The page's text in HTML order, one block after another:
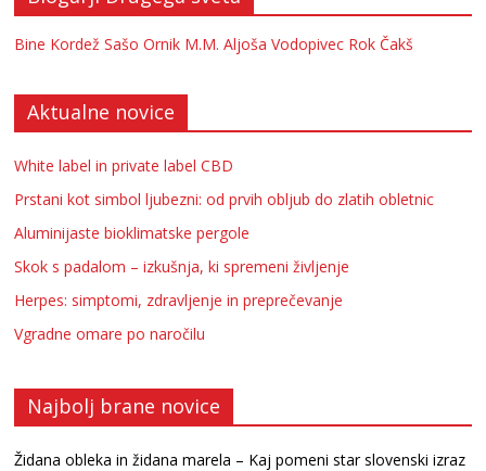
Bine Kordež Sašo Ornik M.M. Aljoša Vodopivec Rok Čakš
Aktualne novice
White label in private label CBD
Prstani kot simbol ljubezni: od prvih obljub do zlatih obletnic
Aluminijaste bioklimatske pergole
Skok s padalom – izkušnja, ki spremeni življenje
Herpes: simptomi, zdravljenje in preprečevanje
Vgradne omare po naročilu
Najbolj brane novice
Židana obleka in židana marela – Kaj pomeni star slovenski izraz